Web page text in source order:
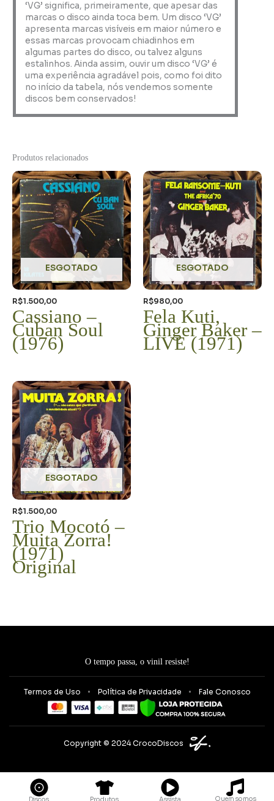
‘VG’ significa, primeiramente, que apesar das
marcas o disco ainda toca bem. Um disco ‘VG’
apresenta marcas visíveis em maior número e
essas marcas provocam chiadinhos em
algumas partes do disco, ou talvez alguns
estalinhos. Ainda assim, ouvir um disco ‘VG’ é
uma experiência agradável pois, como foi dito
no início da tabela, nós vendemos somente
discos bem conservados!
Produtos relacionados
ESGOTADO
R$1.500,00
Cassiano –
Cuban Soul
(1976)
ESGOTADO
R$980,00
Fela Kuti,
Ginger Baker –
LIVE (1971)
ESGOTADO
R$1.500,00
Trio Mocotó –
Muita Zorra!
(1971)
Original
O tempo passa, o vinil resiste!
Termos de Uso Política de Privacidade Fale Conosco
Copyright © 2024 CrocoDiscos
Discos Produtos Assista Quem somos